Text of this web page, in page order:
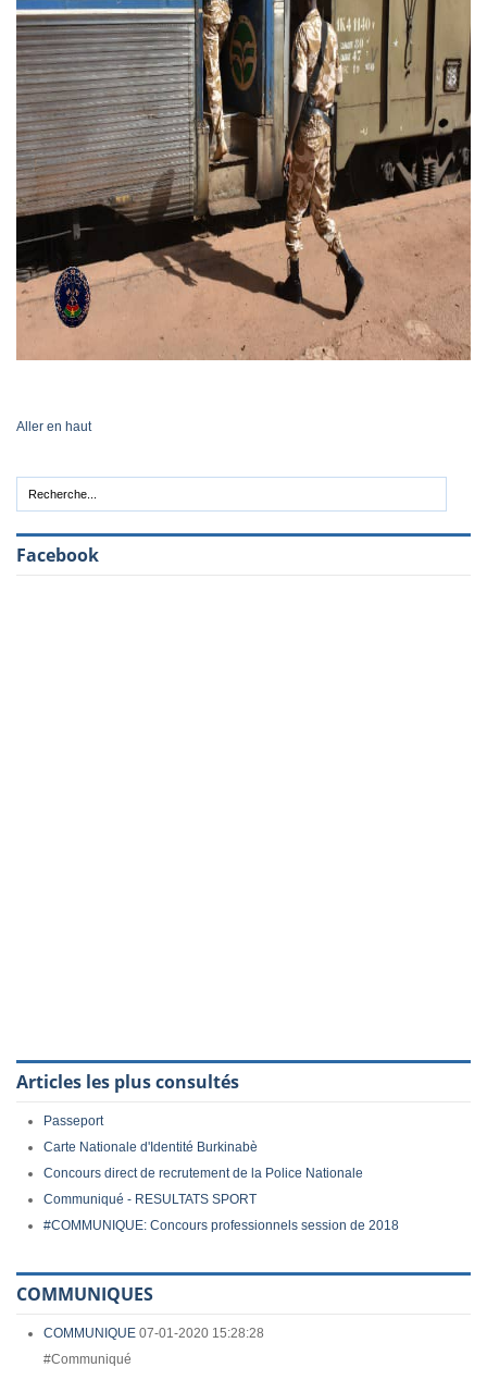
Aller en haut
Facebook
Articles les plus consultés
Passeport
Carte Nationale d'Identité Burkinabè
Concours direct de recrutement de la Police Nationale
Communiqué - RESULTATS SPORT
#COMMUNIQUE: Concours professionnels session de 2018
COMMUNIQUES
COMMUNIQUE 07-01-2020 15:28:28
#Communiqué